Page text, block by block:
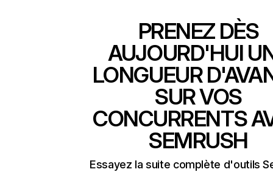
PRENEZ DÈS
AUJOURD'HUI
LONGUEUR
SUR VOS
CONCURRENTS
SEMRUSH
Essayez la suite complète d'outils